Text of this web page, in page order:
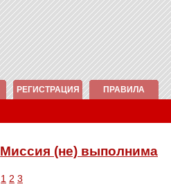
РЕГИСТРАЦИЯ ПРАВИЛА
Миссия (не) выполнима
1 2 3